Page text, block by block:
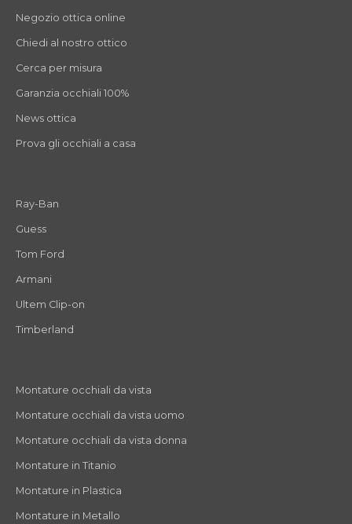
Negozio ottica online
Chiedi al nostro ottico
Cerca per misura
Garanzia occhiali 100%
News ottica
Prova gli occhiali a casa
Ray-Ban
Guess
Tom Ford
Armani
Ultem Clip-on
Timberland
Montature occhiali da vista
Montature occhiali da vista uomo
Montature occhiali da vista donna
Montature in Titanio
Montature in Plastica
Montature in Metallo